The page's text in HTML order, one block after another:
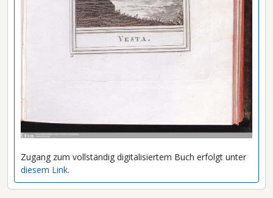
Zugang zum vollständig digitalisiertem Buch erfolgt unter
diesem Link.